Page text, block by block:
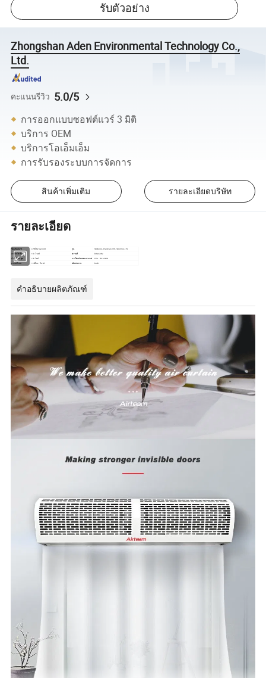
รับตัวอย่าง
Zhongshan Aden Environmental Technology Co.,
Ltd.
คะแนนรีวิว 5.0/5
การออกแบบซอฟต์แวร์ 3 มิติ
บริการ OEM
บริการโอเอ็มเอ็ม
การรับรองระบบการจัดการ
สินค้าเพิ่มเติม รายละเอียดบริษัท
รายละเอียด
ชื่อผลิตภัณฑ์ C ซีรี่ส์ม่านอากาศ รุ่น FM3509C-, FM3512C-1 ปี , FM3515C-1 ปี
แรงดันไฟฟ้า 110 โวลต์ ความถี่ 50Hz-60Hz
กำลังไฟอินพุต 132 วัตต์ การไหลเวียนของอากาศ
2320 - 5410CMH
ความเร็วลม
12 เดือน / วินาที เสียงรบกวน 54 dB
คำอธิบายผลิตภัณฑ์